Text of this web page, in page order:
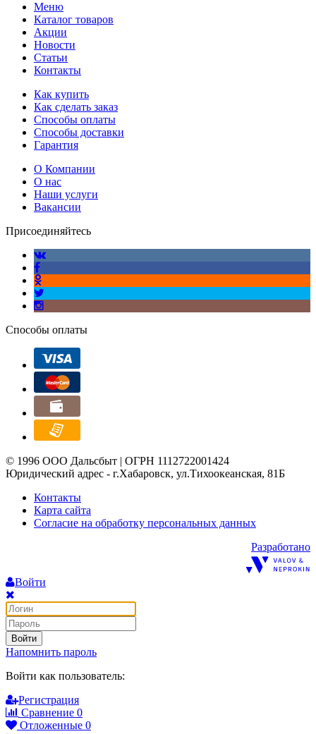
Меню
Каталог товаров
Акции
Новости
Статьи
Контакты
Как купить
Как сделать заказ
Способы оплаты
Способы доставки
Гарантия
О Компании
О нас
Наши услуги
Вакансии
Присоединяйтесь
Способы оплаты
© 1996 ООО Дальсбыт | ОГРН 1112722001424
Юридический адрес - г.Хабаровск, ул.Тихоокеанская, 81Б
Контакты
Карта сайта
Согласие на обработку персональных данных
Разработано
Войти
Войти
Напомнить пароль
Войти как пользователь:
Регистрация
Сравнение 0
Отложенные 0